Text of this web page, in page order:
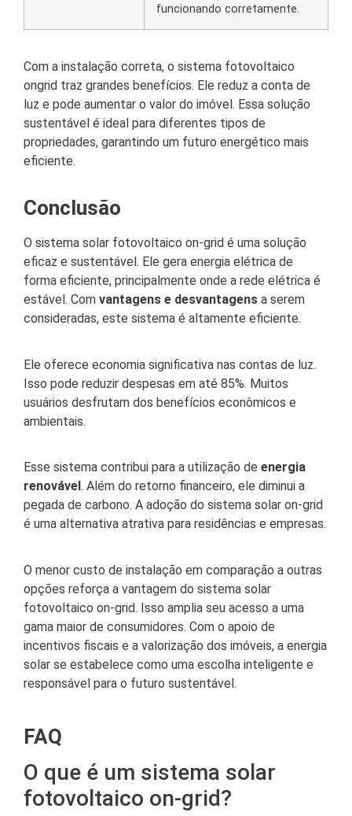
funcionando corretamente.
Com a instalação correta, o sistema fotovoltaico
ongrid traz grandes benefícios. Ele reduz a conta de
luz e pode aumentar o valor do imóvel. Essa solução
sustentável é ideal para diferentes tipos de
propriedades, garantindo um futuro energético mais
eficiente.
Conclusão
O sistema solar fotovoltaico on-grid é uma solução
eficaz e sustentável. Ele gera energia elétrica de
forma eficiente, principalmente onde a rede elétrica é
estável. Com vantagens e desvantagens a serem
consideradas, este sistema é altamente eficiente.
Ele oferece economia significativa nas contas de luz.
Isso pode reduzir despesas em até 85%. Muitos
usuários desfrutam dos benefícios econômicos e
ambientais.
Esse sistema contribui para a utilização de energia
renovável . Além do retorno financeiro, ele diminui a
pegada de carbono. A adoção do sistema solar on-grid
é uma alternativa atrativa para residências e empresas.
O menor custo de instalação em comparação a outras
opções reforça a vantagem do sistema solar
fotovoltaico on-grid. Isso amplia seu acesso a uma
gama maior de consumidores. Com o apoio de
incentivos fiscais e a valorização dos imóveis, a energia
solar se estabelece como uma escolha inteligente e
responsável para o futuro sustentável.
FAQ
O que é um sistema solar
fotovoltaico on-grid?